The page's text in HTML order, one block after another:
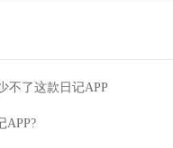
不了这款日记APP
APP?